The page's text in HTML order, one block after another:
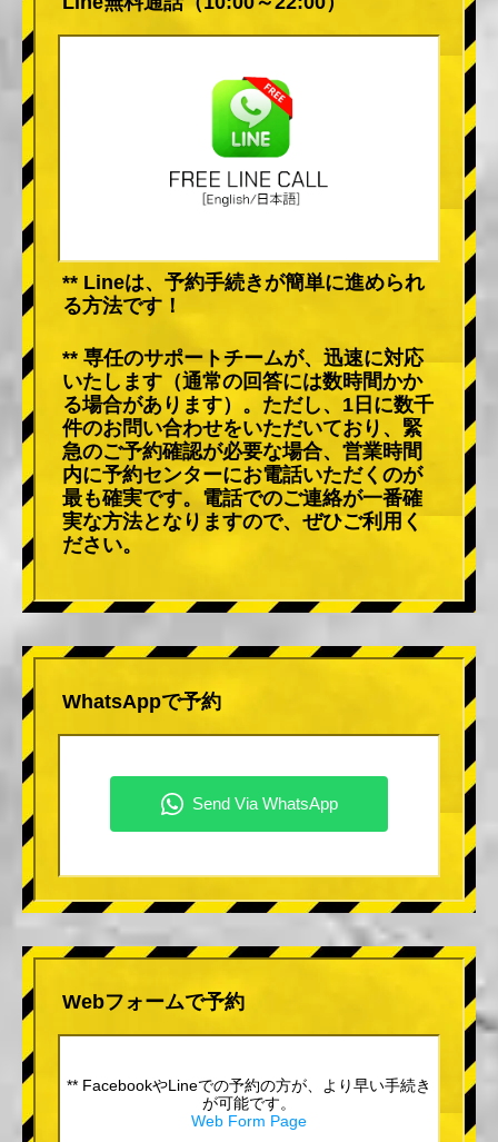
** Lineは、予約手続きが簡単に進められ
る方法です！
** 専任のサポートチームが、迅速に対応
いたします（通常の回答には数時間かか
る場合があります）。ただし、1日に数千
件のお問い合わせをいただいており、緊
急のご予約確認が必要な場合、営業時間
内に予約センターにお電話いただくのが
最も確実です。電話でのご連絡が一番確
実な方法となりますので、ぜひご利用く
ださい。
WhatsAppで予約
Webフォームで予約
** FacebookやLineでの予約の方が、より早い手続き
が可能です。
Web Form Page